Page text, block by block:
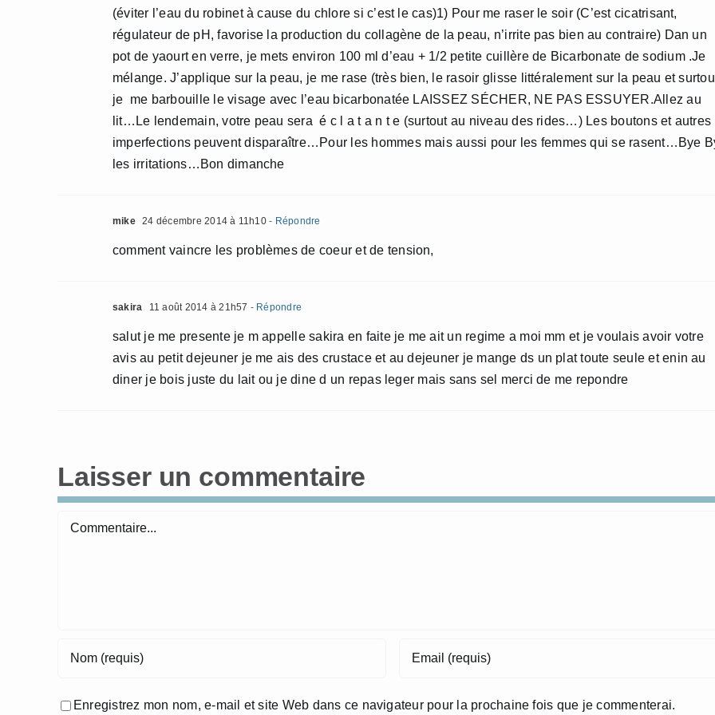
(éviter l’eau du robinet à cause du chlore si c’est le cas)1) Pour me raser le soir (C’est cicatrisant,
régulateur de pH, favorise la production du collagène de la peau, n’irrite pas bien au contraire) Dan un
pot de yaourt en verre, je mets environ 100 ml d’eau + 1/2 petite cuillère de Bicarbonate de sodium .Je
mélange. J’applique sur la peau, je me rase (très bien, le rasoir glisse littéralement sur la peau et
je me barbouille le visage avec l’eau bicarbonatée LAISSEZ SÉCHER, NE PAS ESSUYER.Allez au
lit…Le lendemain, votre peau sera é c l a t a n t e (surtout au niveau des rides…) Les boutons et autres
imperfections peuvent disparaître…Pour les hommes mais aussi pour les femmes qui se rasent…Bye
les irritations…Bon dimanche
mike 24 décembre 2014 à 11h10- Répondre
comment vaincre les problèmes de coeur et de tension,
sakira 11 août 2014 à 21h57 - Répondre
salut je me presente je m appelle sakira en faite je me ait un regime a moi mm et je voulais avoir votre
avis au petit dejeuner je me ais des crustace et au dejeuner je mange ds un plat toute seule et enin au
diner je bois juste du lait ou je dine d un repas leger mais sans sel merci de me repondre
Laisser un commentaire
Commentaire
Enregistrez mon nom, e-mail et site Web dans ce navigateur pour la prochaine fois que je commenterai.